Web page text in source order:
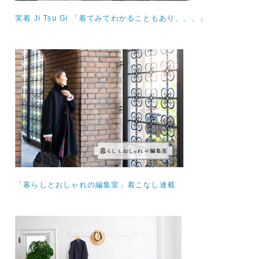
実着 Ji Tsu Gi 「着てみてわかることもあり、、、」
「暮らしとおしゃれの編集室」着こなし連載